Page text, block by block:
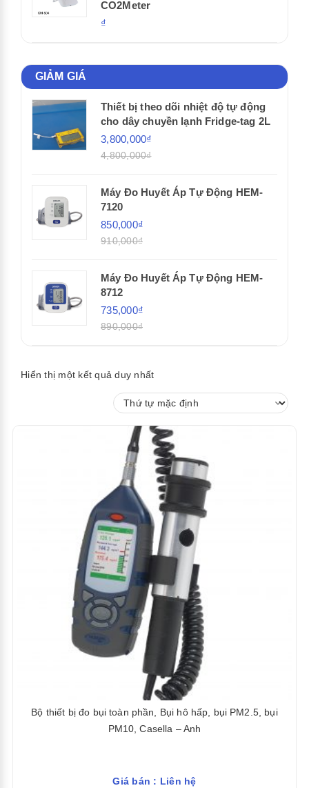
CO2Meter
₫
GIẢM GIÁ
Thiết bị theo dõi nhiệt độ tự động
cho dây chuyền lạnh Fridge-tag 2L
3,800,000₫
4,800,000₫
Máy Đo Huyết Áp Tự Động HEM-
7120
850,000₫
910,000₫
Máy Đo Huyết Áp Tự Động HEM-
8712
735,000₫
890,000₫
Hiển thị một kết quả duy nhất
Bộ thiết bị đo bụi toàn phần, Bụi hô hấp, bụi PM2.5, bụi
PM10, Casella – Anh
Giá bán : Liên hệ